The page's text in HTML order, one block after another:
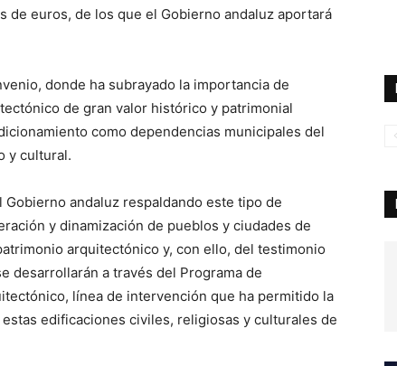
de euros, de los que el Gobierno andaluz aportará
donde ha subrayado la importancia de
de gran valor histórico y patrimonial
como dependencias municipales del
y cultural.
andaluz respaldando este tipo de
y dinamización de pueblos y ciudades de
arquitectónico y, con ello, del testimonio
desarrollarán a través del Programa de
línea de intervención que ha permitido la
edificaciones civiles, religiosas y culturales de